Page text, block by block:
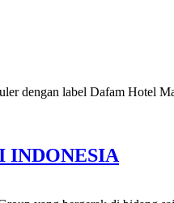
dengan label Dafam Hotel
INDONESIA